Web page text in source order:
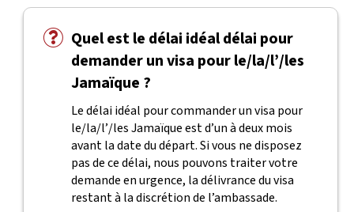
Quel est le délai idéal délai pour
demander un visa pour le/la/l’/les
Jamaïque ?
Le délai idéal pour commander un visa pour
le/la/l’/les Jamaïque est d’un à deux mois
avant la date du départ. Si vous ne disposez
pas de ce délai, nous pouvons traiter votre
demande en urgence, la délivrance du visa
restant à la discrétion de l’ambassade.